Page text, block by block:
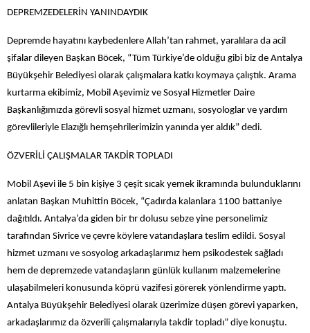
DEPREMZEDELERİN YANINDAYDIK
Depremde hayatını kaybedenlere Allah’tan rahmet, yaralılara da acil
şifalar dileyen Başkan Böcek, “Tüm Türkiye’de olduğu gibi biz de Antalya
Büyükşehir Belediyesi olarak çalışmalara katkı koymaya çalıştık. Arama
kurtarma ekibimiz, Mobil Aşevimiz ve Sosyal Hizmetler Daire
Başkanlığımızda görevli sosyal hizmet uzmanı, sosyologlar ve yardım
görevlileriyle Elazığlı hemşehrilerimizin yanında yer aldık” dedi.
ÖZVERİLİ ÇALIŞMALAR TAKDİR TOPLADI
Mobil Aşevi ile 5 bin kişiye 3 çeşit sıcak yemek ikramında bulunduklarını
anlatan Başkan Muhittin Böcek, “Çadırda kalanlara 1100 battaniye
dağıtıldı. Antalya’da giden bir tır dolusu sebze yine personelimiz
tarafından Sivrice ve çevre köylere vatandaşlara teslim edildi. Sosyal
hizmet uzmanı ve sosyolog arkadaşlarımız hem psikodestek sağladı
hem de depremzede vatandaşların günlük kullanım malzemelerine
ulaşabilmeleri konusunda köprü vazifesi görerek yönlendirme yaptı.
Antalya Büyükşehir Belediyesi olarak üzerimize düşen görevi yaparken,
arkadaşlarımız da özverili çalışmalarıyla takdir topladı” diye konuştu.